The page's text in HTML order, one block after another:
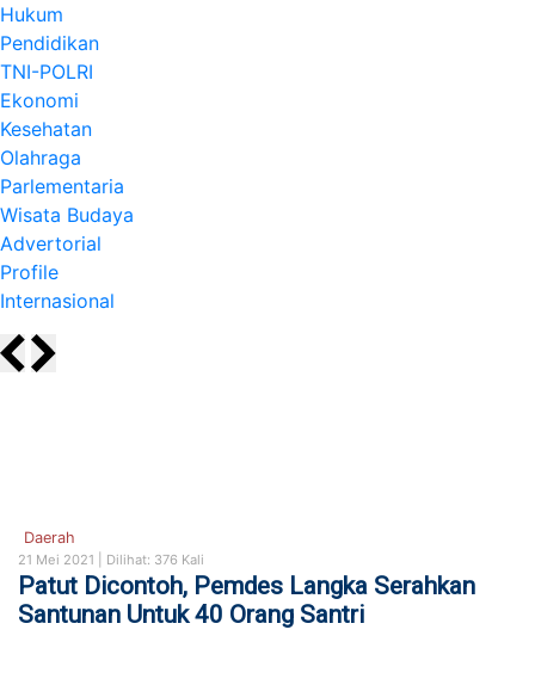
Hukum
Pendidikan
TNI-POLRI
Ekonomi
Kesehatan
Olahraga
Parlementaria
Wisata Budaya
Advertorial
Profile
Internasional
Daerah
21 Mei 2021 | Dilihat: 376 Kali
Patut Dicontoh, Pemdes Langka Serahkan
Santunan Untuk 40 Orang Santri